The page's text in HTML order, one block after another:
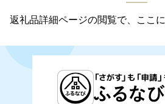
返礼品詳細ページの閲覧で、ここ